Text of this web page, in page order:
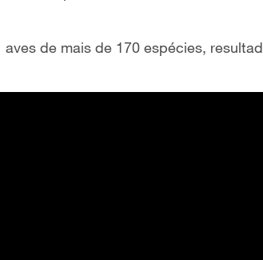
de mais de 170 espécies,